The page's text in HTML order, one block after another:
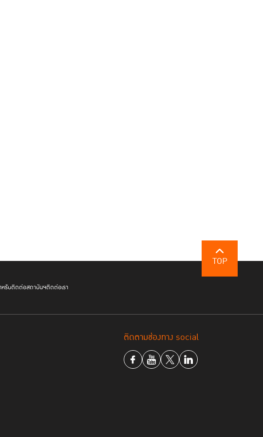
วที่จะต้องเผชิญหน้ากับปัญหานี้อย่างจริงจัง โดยการปฏิรูปหลัก
TOP
หรับติดต่อสถาบันฯติดต่อเรา
ติดตามช่องทาง social